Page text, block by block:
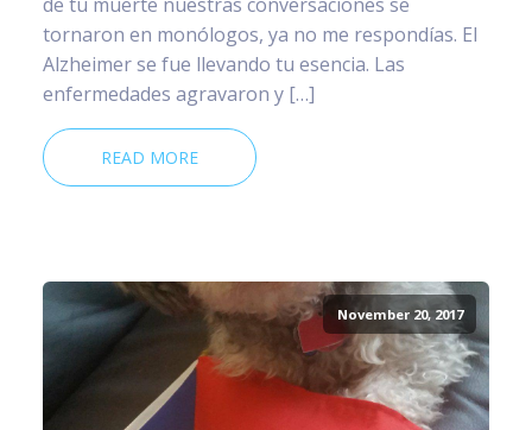
tornaron en monólogos, ya no me respondías. El
Alzheimer se fue llevando tu esencia. Las
enfermedades agravaron y […]
READ MORE
November 20, 2017